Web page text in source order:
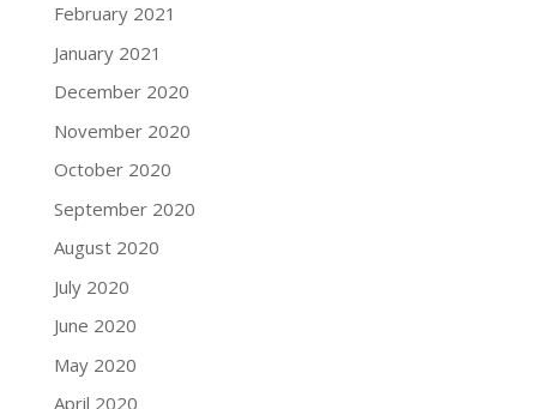
February 2021
January 2021
December 2020
November 2020
October 2020
September 2020
August 2020
July 2020
June 2020
May 2020
April 2020